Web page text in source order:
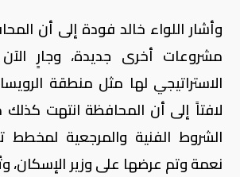
وأشار اللواء خالد فودة إلى أن
مشروعات أخرى جديدة، وجارٍ
الاستراتيجي لها مثل منطقة
لافتاً إلى أن المحافظة انتهت
الشروط الفنية والمرجعية لمخطط
نعمة وتم عرضها على وزير الإسكان،